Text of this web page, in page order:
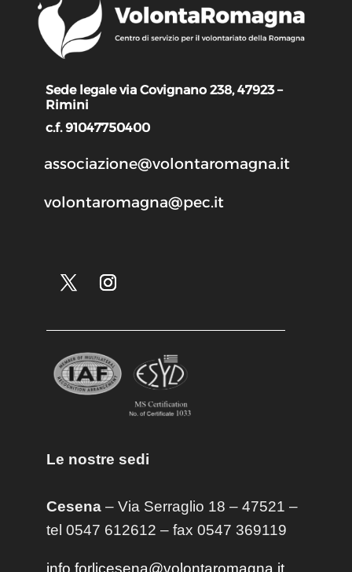
Sede legale via Covignano 238, 47923 –
Rimini
c.f. 91047750400
associazione@volontaromagna.it
volontaromagna@pec.it
Le nostre sedi
Cesena– Via Serraglio 18 – 47521 –
tel 0547 612612 – fax 0547 369119
info.forlicesena@volontaromagna.it